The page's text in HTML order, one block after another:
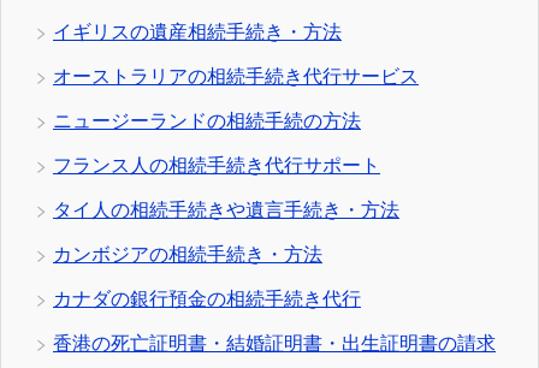
イギリスの遺産相続手続き・方法
オーストラリアの相続手続き代行サービス
ニュージーランドの相続手続の方法
フランス人の相続手続き代行サポート
タイ人の相続手続きや遺言手続き・方法
カンボジアの相続手続き・方法
カナダの銀行預金の相続手続き代行
香港の死亡証明書・結婚証明書・出生証明書の請求